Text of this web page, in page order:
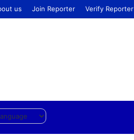
us Join Reporter Verify Reporter